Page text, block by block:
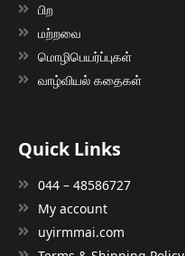
பிற
மற்றவை
மொழிபெயர்ப்புகள்
வாழ்வியல் கதைகள்
Quick Links
044 – 48586727
My account
uyirmmai.com